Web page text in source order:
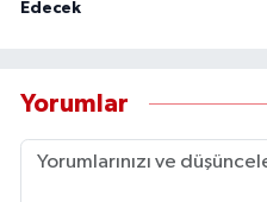
Edecek
Yorumlar